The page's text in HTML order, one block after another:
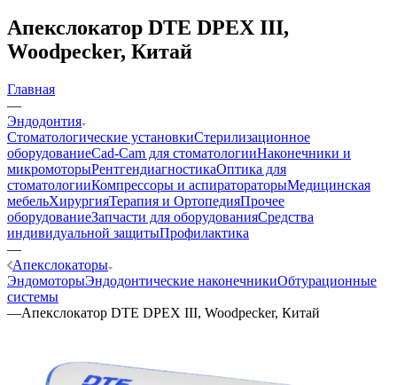
Апекслокатор DTE DPEX III,
Woodpecker, Китай
Главная
—
Эндодонтия
Стоматологические установкиСтерилизационное
оборудованиеCad-Cam для стоматологииНаконечники и
микромоторыРентгендиагностикаОптика для
стоматологииКомпрессоры и аспиратораторыМедицинская
мебельХирургияТерапия и ОртопедияПрочее
оборудованиеЗапчасти для оборудованияСредства
индивидуальной защитыПрофилактика
—
Апекслокаторы
ЭндомоторыЭндодонтические наконечникиОбтурационные
системы
—Апекслокатор DTE DPEX III, Woodpecker, Китай